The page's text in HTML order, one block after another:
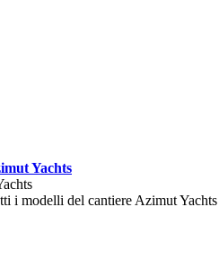
Yachts
i modelli del cantiere Azimut Yachts